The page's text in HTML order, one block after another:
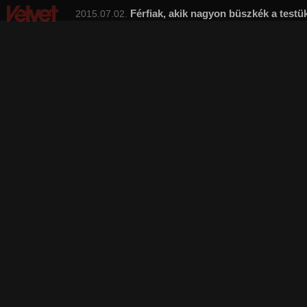
Férfiak, akik nagyon büszkék a
2015.07.02.